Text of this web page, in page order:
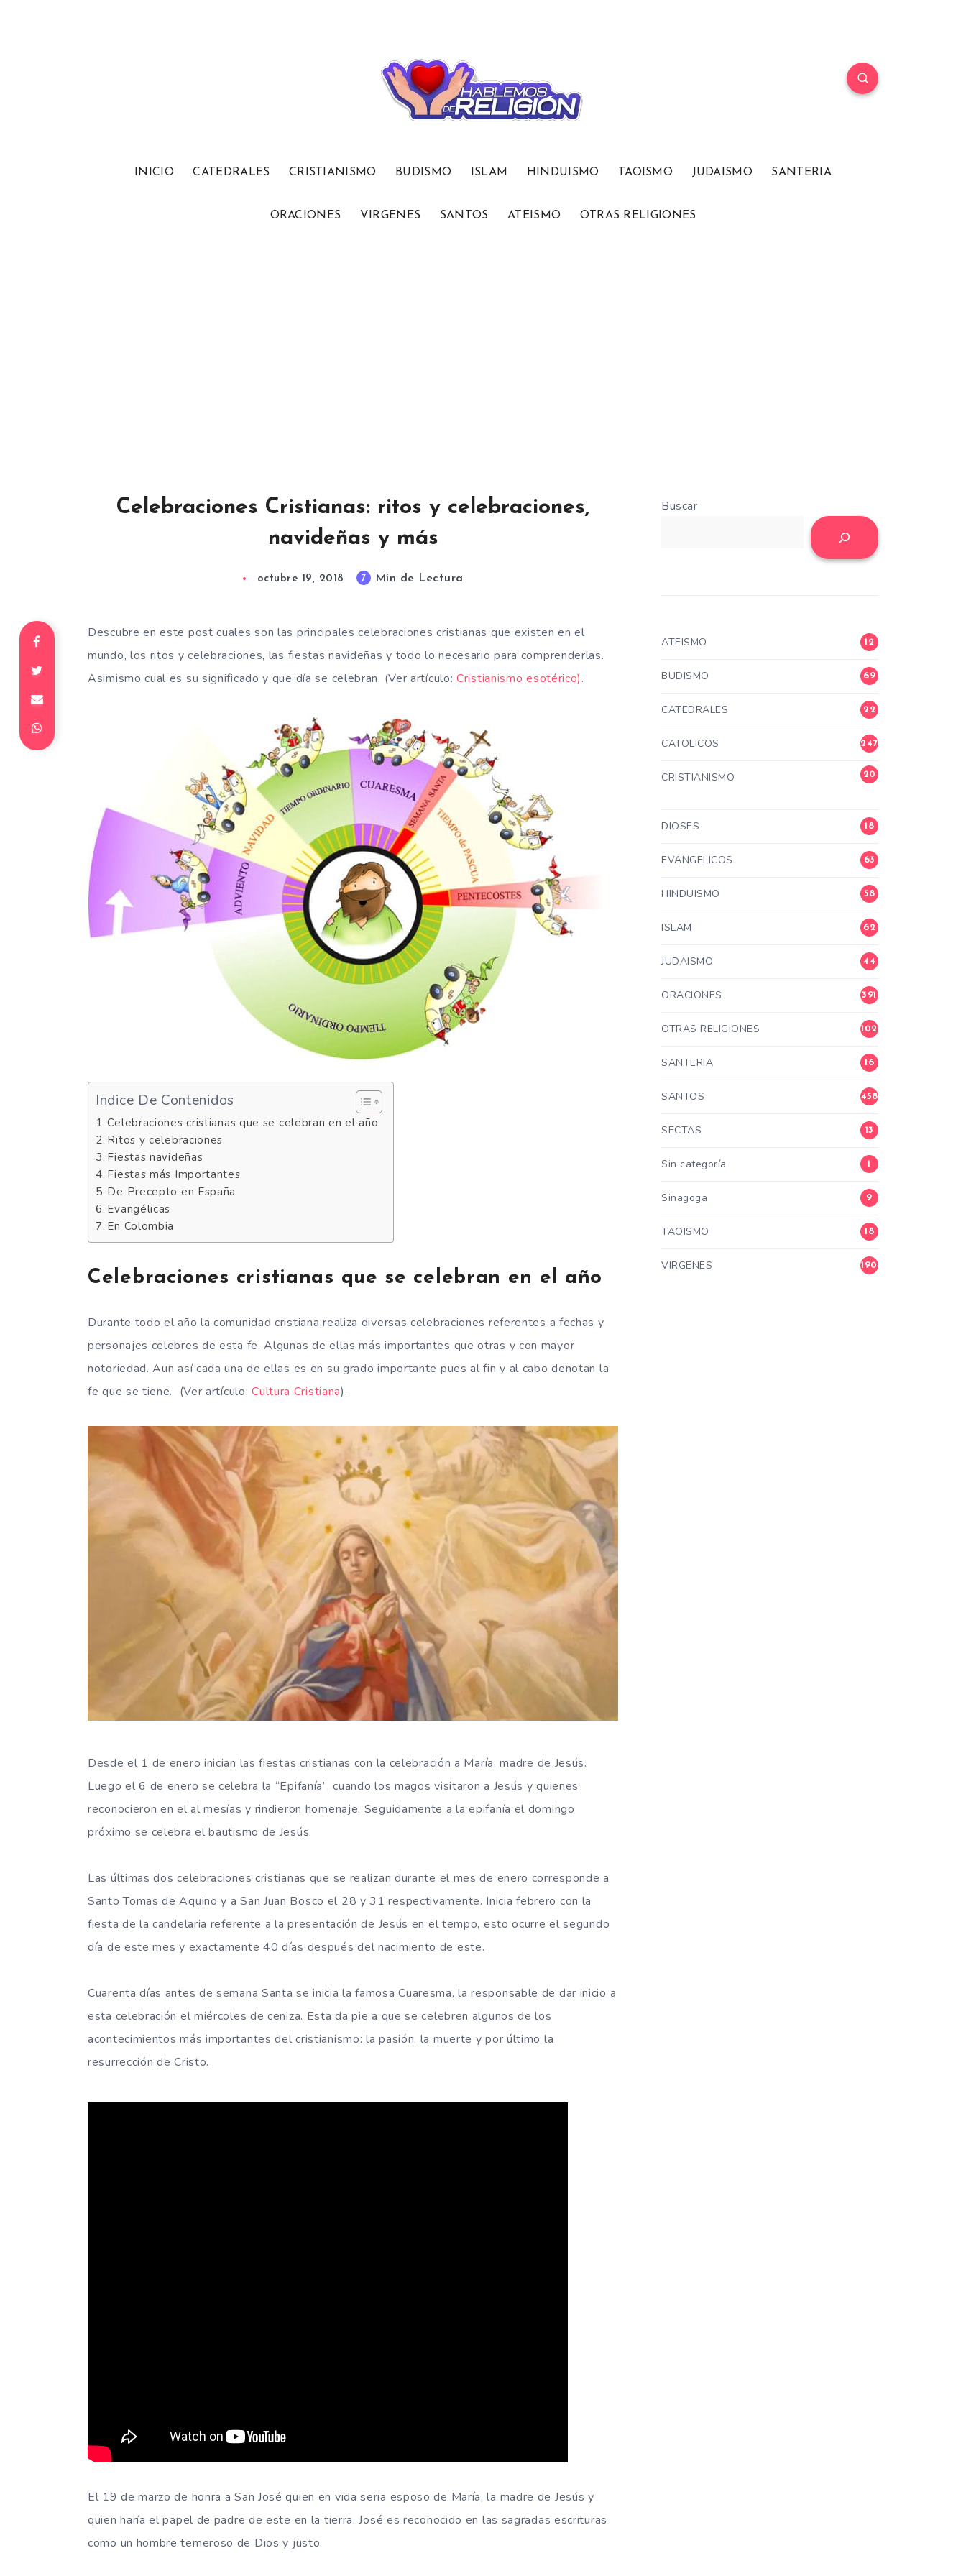
INICIO CATEDRALES CRISTIANISMO BUDISMO ISLAM HINDUISMO TAOISMO JUDAISMO SANTERIA
ORACIONES VIRGENES SANTOS ATEISMO OTRAS RELIGIONES
Celebraciones Cristianas: ritos y celebraciones,
navideñas y más
octubre 19, 2018 7 Min de Lectura
Descubre en este post cuales son las principales celebraciones cristianas que existen en el
mundo, los ritos y celebraciones, las fiestas navideñas y todo lo necesario para comprenderlas.
Asimismo cual es su significado y que día se celebran. (Ver artículo:Cristianismo esotérico).
Indice De Contenidos
Celebraciones cristianas que se celebran en el año
Ritos y celebraciones
Fiestas navideñas
Fiestas más Importantes
De Precepto en España
Evangélicas
En Colombia
Celebraciones cristianas que se celebran en el año
Durante todo el año la comunidad cristiana realiza diversas celebraciones referentes a fechas y
personajes celebres de esta fe. Algunas de ellas más importantes que otras y con mayor
notoriedad. Aun así cada una de ellas es en su grado importante pues al fin y al cabo denotan la
fe que se tiene. (Ver artículo:Cultura Cristiana).
Desde el 1 de enero inician las fiestas cristianas con la celebración a María, madre de Jesús.
Luego el 6 de enero se celebra la “Epifanía”, cuando los magos visitaron a Jesús y quienes
reconocieron en el al mesías y rindieron homenaje. Seguidamente a la epifanía el domingo
próximo se celebra el bautismo de Jesús.
Las últimas dos celebraciones cristianas que se realizan durante el mes de enero corresponde a
Santo Tomas de Aquino y a San Juan Bosco el 28 y 31 respectivamente. Inicia febrero con la
fiesta de la candelaria referente a la presentación de Jesús en el tempo, esto ocurre el segundo
día de este mes y exactamente 40 días después del nacimiento de este.
Cuarenta días antes de semana Santa se inicia la famosa Cuaresma, la responsable de dar inicio a
esta celebración el miércoles de ceniza. Esta da pie a que se celebren algunos de los
acontecimientos más importantes del cristianismo: la pasión, la muerte y por último la
resurrección de Cristo.
El 19 de marzo de honra a San José quien en vida seria esposo de María, la madre de Jesús y
quien haría el papel de padre de este en la tierra. José es reconocido en las sagradas escrituras
como un hombre temeroso de Dios y justo.
Buscar
ATEISMO 12
BUDISMO 69
CATEDRALES 22
CATOLICOS 247
CRISTIANISMO
20
DIOSES 18
EVANGELICOS 63
HINDUISMO 58
ISLAM 62
JUDAISMO 44
ORACIONES 391
OTRAS RELIGIONES 102
SANTERIA 16
SANTOS 458
SECTAS 13
Sin categoría 1
Sinagoga 9
TAOISMO 18
VIRGENES 190